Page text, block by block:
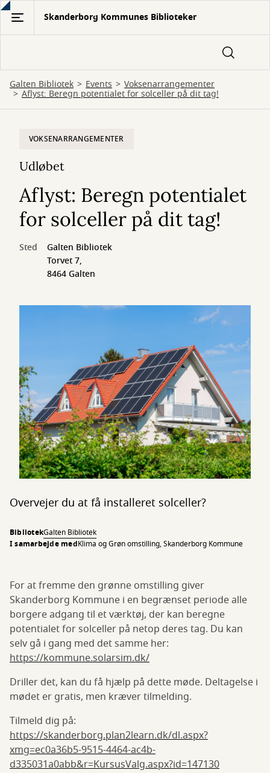
Gå
hovedindhold
Skanderborg Kommunes Biblioteker
Galten Bibliotek Events Voksenarrangementer
Aflyst: Beregn potentialet for solceller på dit tag!
VOKSENARRANGEMENTER
Udløbet
Aflyst: Beregn potentialet
for solceller på dit tag!
Sted
Galten Bibliotek
Torvet 7,
8464 Galten
Overvejer du at få installeret solceller?
BibliotekGalten Bibliotek
I samarbejde medKlima og Grøn omstilling, Skanderborg Kommune
For at fremme den grønne omstilling giver
Skanderborg Kommune i en begrænset periode alle
borgere adgang til et værktøj, der kan beregne
potentialet for solceller på netop deres tag. Du kan
selv gå i gang med det samme her:
https://kommune.solarsim.dk/
Driller det, kan du få hjælp på dette møde. Deltagelse i
mødet er gratis, men kræver tilmelding.
Tilmeld dig på:
https://skanderborg.plan2learn.dk/dl.aspx?
xmg=ec0a36b5-9515-4464-ac4b-
d335031a0abb&r=KursusValg.aspx?id=147130